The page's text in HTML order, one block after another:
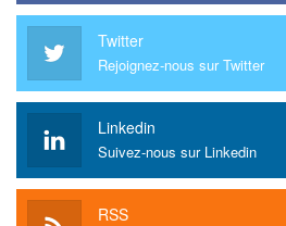
Twitter
Rejoignez-nous sur Twitter
Linkedin
Suivez-nous sur Linkedin
RSS